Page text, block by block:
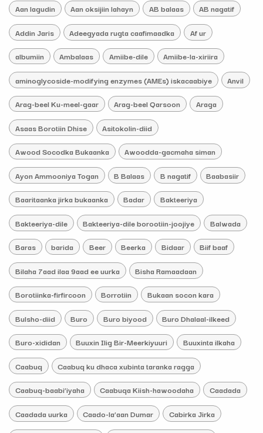
Aan lagudin Aan oksijiin lahayn AB balaas AB nagatif
Addin Jaris Adeegyada rugta caafimaadka Af ur
albumiin Ambalaas Amiibe-dile Amiibe-la-xiriira
aminoglycoside-modifying enzymes (AMEs) iskacaabiye Anvil
Arag-beel Ku-meel-gaar Arag-beel Qarsoon Araga
Asaas Borotiin Dhise Asitokolin-diid
Awood Socodka Bukaanka Awoodda-gacmaha siman
Ayon Ammooniya Togan B Balaas B nagatif Baabasiir
Baaritaanka jirka bukaanka Badar Bakteeriya
Bakteeriya-dile Bakteeriya-dile borootiin-joojiye Balwada
Baras barida Beer Beerka Bidaar Biif baaf
Bilaha 7aad ilaa 9aad ee uurka Bisha Ramaadaan
Borotiinka-firfircoon Borrotiin Bukaan socon kara
Bulsho-diid Buro Buro biyood Buro Dhalaal-ilkeed
Buro-xididan Buuxin Ilig Bir-Meerkiyuuri Buuxinta ilkaha
Caabuq Caabuq ku dhaca xubinta taranka ragga
Caabuq-baabi’iyaha Caabuqa Kiish-hawoodaha Caadada
Caadada uurka Caado-la’aan Dumar Cabirka Jirka